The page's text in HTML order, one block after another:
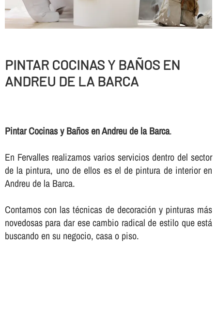
PINTAR COCINAS Y BAÑOS EN
ANDREU DE LA BARCA
Pintar Cocinas y Baños en Andreu de la Barca.
En Fervalles realizamos varios servicios dentro del sector
de la pintura, uno de ellos es el de pintura de interior en
Andreu de la Barca.
Contamos con las técnicas de decoración y pinturas más
novedosas para dar ese cambio radical de estilo que está
buscando en su negocio, casa o piso.